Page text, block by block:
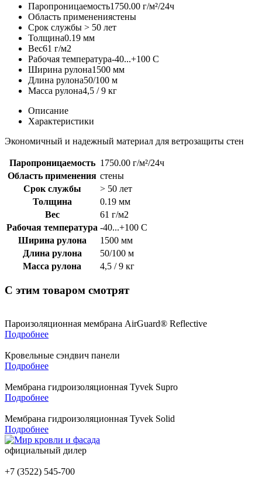
Паропроницаемость1750.00 г/м²/24ч
Область применениястены
Срок службы > 50 лет
Толщина0.19 мм
Вес61 г/м2
Рабочая температура-40...+100 С
Ширина рулона1500 мм
Длина рулона50/100 м
Масса рулона4,5 / 9 кг
Описание
Характеристики
Экономичный и надежный материал для ветрозащиты стен
Паропроницаемость 1750.00 г/м²/24ч
Область применения стены
Срок службы
> 50 лет
Толщина
0.19 мм
Вес
61 г/м2
Рабочая температура -40...+100 С
Ширина рулона
1500 мм
Длина рулона
50/100 м
Масса рулона
4,5 / 9 кг
С этим товаром смотрят
Пароизоляционная мембрана AirGuard® Reflective
Подробнее
Кровельные сэндвич панели
Подробнее
Мембрана гидроизоляционная Tyvek Supro
Подробнее
Мембрана гидроизоляционная Tyvek Solid
Подробнее
официальный дилер
+7 (3522) 545-700